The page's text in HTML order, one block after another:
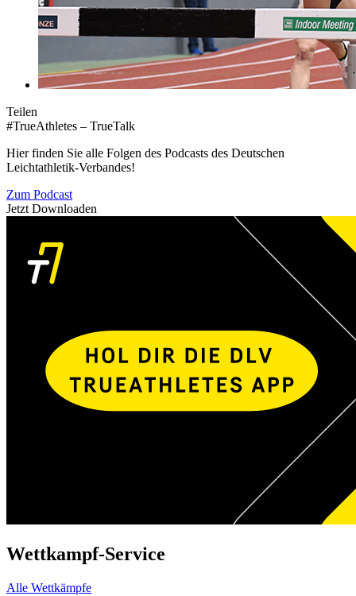
Teilen
#TrueAthletes – TrueTalk
Hier finden Sie alle Folgen des Podcasts des Deutschen
Leichtathletik-Verbandes!
Zum Podcast
Jetzt Downloaden
Wettkampf-Service
Alle Wettkämpfe